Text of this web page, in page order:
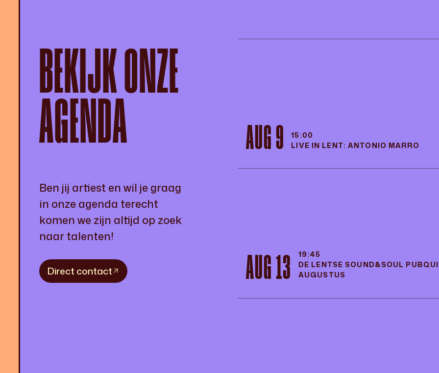
BEKIJK ONZE
AGENDA
Ben jij artiest en wil je graag
in onze agenda terecht
komen we zijn altijd op zoek
naar talenten!
Direct contact
Direct contact
AUG 9
15:00
LIVE IN LENT: ANTONIO MARRO
AUG 9
15:00
AUG 13
19:45
DE LENTSE SOUND&SOUL
AUGUSTUS
AUG 13
DE LENTSE SOUND&SOUL